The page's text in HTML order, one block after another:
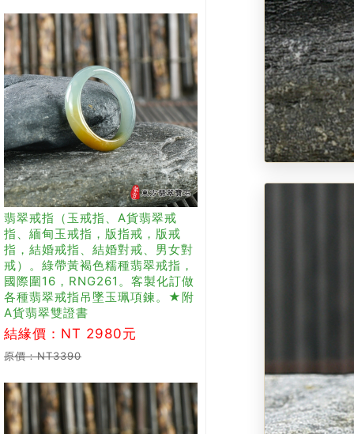
翡翠戒指（玉戒指、A貨翡翠戒
指、緬甸玉戒指，版指戒，版戒
指，結婚戒指、結婚對戒、男女對
戒）。綠帶黃褐色糯種翡翠戒指，
國際圍16，RNG261。客製化訂做
各種翡翠戒指吊墜玉珮項鍊。★附
A貨翡翠雙證書
結緣價：NT 2980元
原價：NT3390